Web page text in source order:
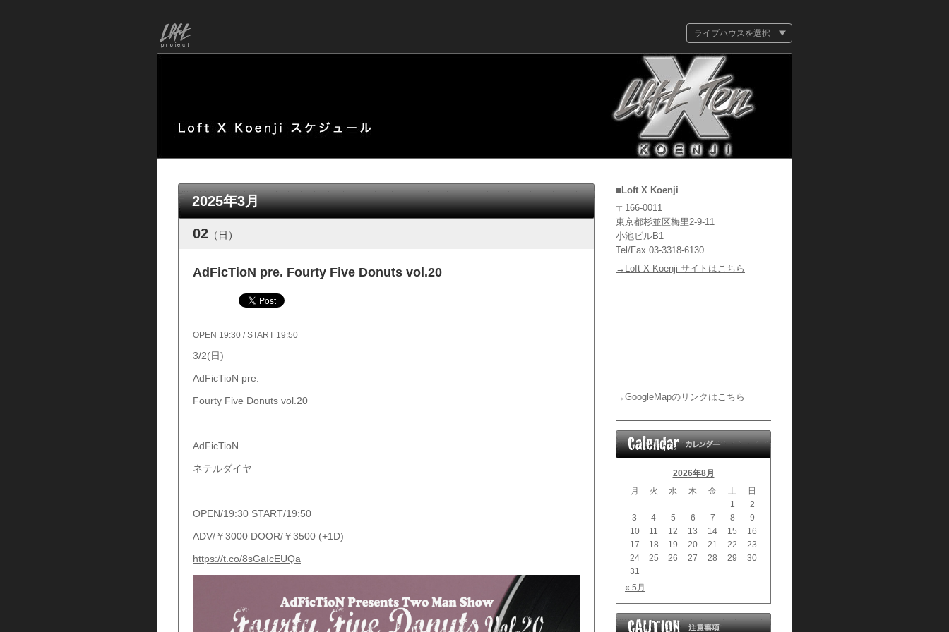
ライブハウスを選択
2025年3月
02 （日）
AdFicTioN pre. Fourty Five Donuts vol.20
OPEN 19:30 / START 19:50
3/2(日)
AdFicTioN pre.
Fourty Five Donuts vol.20
AdFicTioN
ネテルダイヤ
OPEN/19:30 START/19:50
ADV/￥3000 DOOR/￥3500 (+1D)
https://t.co/8sGaIcEUQa
■Loft X Koenji
〒166-0011
東京都杉並区梅里2-9-11
小池ビルB1
Tel/Fax 03-3318-6130
→Loft X Koenji サイトはこちら
→GoogleMapのリンクはこちら
2026年8月
月
火 水 木 金 土 日
« 5月
1
2
3
4 5 6 7 8
9
10
11 12 13 14 15
16
17
18 19 20 21 22
23
24
25 26 27 28 29
30
31